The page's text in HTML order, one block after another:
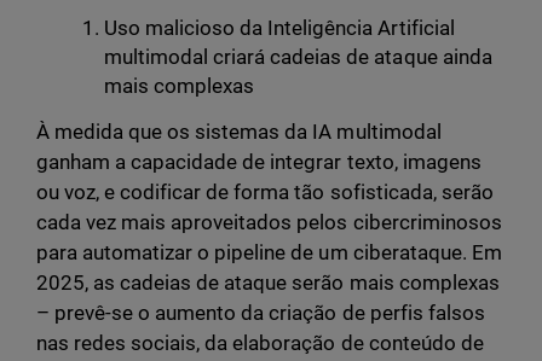
Uso malicioso da Inteligência Artificial
multimodal criará cadeias de ataque ainda
mais complexas
À medida que os sistemas da IA multimodal
ganham a capacidade de integrar texto, imagens
ou voz, e codificar de forma tão sofisticada, serão
cada vez mais aproveitados pelos cibercriminosos
para automatizar o pipeline de um ciberataque. Em
2025, as cadeias de ataque serão mais complexas
– prevê-se o aumento da criação de perfis falsos
nas redes sociais, da elaboração de conteúdo de